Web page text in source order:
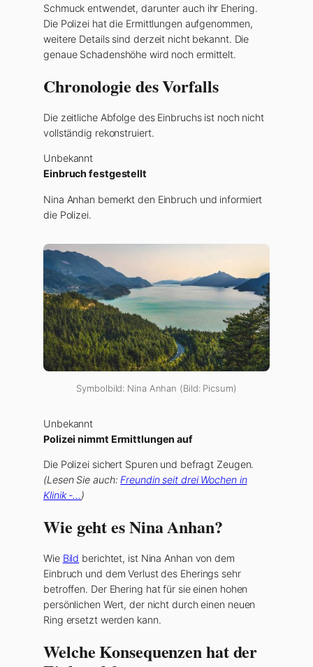
Schmuck entwendet, darunter auch ihr Ehering.
Die Polizei hat die Ermittlungen aufgenommen,
weitere Details sind derzeit nicht bekannt. Die
genaue Schadenshöhe wird noch ermittelt.
Chronologie des Vorfalls
Die zeitliche Abfolge des Einbruchs ist noch nicht
vollständig rekonstruiert.
Unbekannt
Einbruch festgestellt
Nina Anhan bemerkt den Einbruch und informiert
die Polizei.
Symbolbild: Nina Anhan (Bild: Picsum)
Unbekannt
Polizei nimmt Ermittlungen auf
Die Polizei sichert Spuren und befragt Zeugen.
(Lesen Sie auch: Freundin seit drei Wochen in
Klinik -…)
Wie geht es Nina Anhan?
Wie Bild berichtet, ist Nina Anhan von dem
Einbruch und dem Verlust des Eherings sehr
betroffen. Der Ehering hat für sie einen hohen
persönlichen Wert, der nicht durch einen neuen
Ring ersetzt werden kann.
Welche Konsequenzen hat der